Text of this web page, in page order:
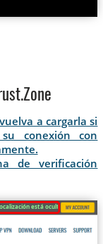
a cargarla si
conexión con
de verificación
está oculta!